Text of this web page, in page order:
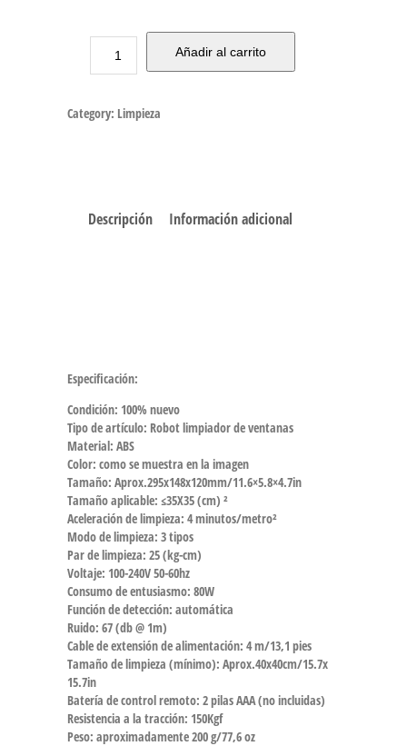
Añadir al carrito
Category: Limpieza
Descripción Información adicional
Especificación:
Condición: 100% nuevo
Tipo de artículo: Robot limpiador de ventanas
Material: ABS
Color: como se muestra en la imagen
Tamaño: Aprox.295x148x120mm/11.6×5.8×4.7in
Tamaño aplicable: ≤35X35 (cm) ²
Aceleración de limpieza: 4 minutos/metro²
Modo de limpieza: 3 tipos
Par de limpieza: 25 (kg-cm)
Voltaje: 100-240V 50-60hz
Consumo de entusiasmo: 80W
Función de detección: automática
Ruido: 67 (db @ 1m)
Cable de extensión de alimentación: 4 m/13,1 pies
Tamaño de limpieza (mínimo): Aprox.40x40cm/15.7x
15.7in
Batería de control remoto: 2 pilas AAA (no incluidas)
Resistencia a la tracción: 150Kgf
Peso: aproximadamente 200 g/77,6 oz